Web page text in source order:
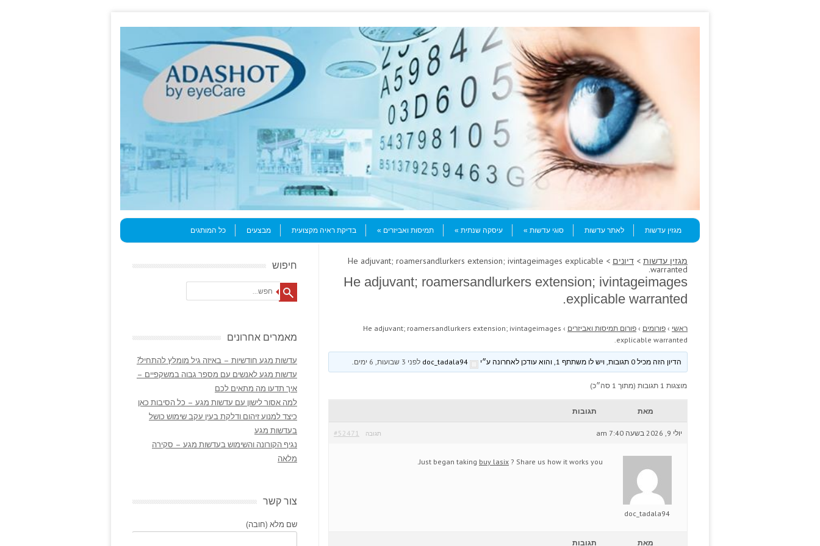
Menu
Skip to content
מגזין עדשות
לאתר עדשות סוגי עדשות עיסקה שנתית תמיסות ואביזרים בדיקת ראיה מקצועית מבצעים כל המותגים
מגזין עדשות > דיונים > He adjuvant; roamersandlurkers extension; ivintageimages explicable
warranted.
He adjuvant; roamersandlurkers extension; ivintageimages
explicable warranted.
ראשי › פורומים › פורום תמיסות ואביזרים ›
He adjuvant; roamersandlurkers extension; ivintageimages
explicable warranted.
הדיון הזה מכיל 0 תגובות, ויש לו משתתף 1, והוא עודכן לאחרונה ע״י doc_tadala94 לפני 3 שבועות, 6 ימים
מוצגות 1 תגובות (מתוך 1 סה״כ)
מאת תגובות
יולי 9, 2026 בשעה 7:40 am #52471 תגובה
doc_tadala94
Just began taking buy lasix ? Share us how it works you.
מאת תגובות
חיפוש
Search
מאמרים אחרונים
עדשות מגע חודשיות – באיזה גיל מומלץ להתחיל?
עדשות מגע לאנשים עם מספר גבוה במשקפיים –
איך תדעו מה מתאים לכם
למה אסור לישון עם עדשות מגע – כל הסיבות כאן
כיצד למנוע זיהום ודלקת בעין עקב שימוש כושל
בעדשות מגע
נגיף הקורונה והשימוש בעדשות מגע – סקירה
מלאה
צור קשר
שם מלא (חובה)